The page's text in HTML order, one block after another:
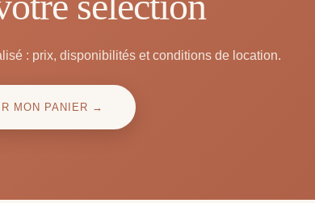
: prix, disponibilités et conditions de location.
MON PANIER →